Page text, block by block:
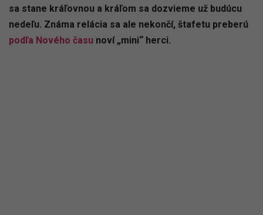
sa stane kráľovnou a kráľom sa dozvieme už budúcu
nedeľu. Známa relácia sa ale nekončí, štafetu preberú
podľa Nového času noví „mini“ herci.